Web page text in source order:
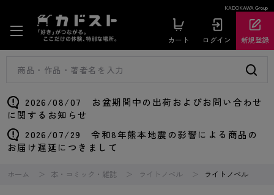
KADOKAWA Group
カート ログイン 新規登録
2026/08/07 お盆期間中の出荷およびお問い合わせ
に関するお知らせ
2026/07/29 令和8年熊本地震の影響による商品の
お届け遅延につきまして
ホーム 本・コミック・雑誌 ライトノベル ライトノベル